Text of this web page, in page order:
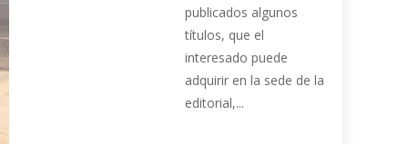
publicados algunos
títulos, que el
interesado puede
adquirir en la sede de la
editorial,...